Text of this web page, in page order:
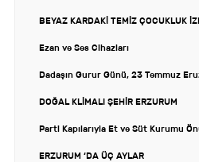
BEYAZ KARDAKİ TEMİZ ÇOCUKLUK
Ezan ve Ses Cihazları
Dadaşın Gurur Günü, 23 Temmuz
DOĞAL KLİMALI ŞEHİR ERZURUM
Parti Kapılarıyla Et ve Süt Kurumu
ERZURUM ‘DA ÜÇ AYLAR